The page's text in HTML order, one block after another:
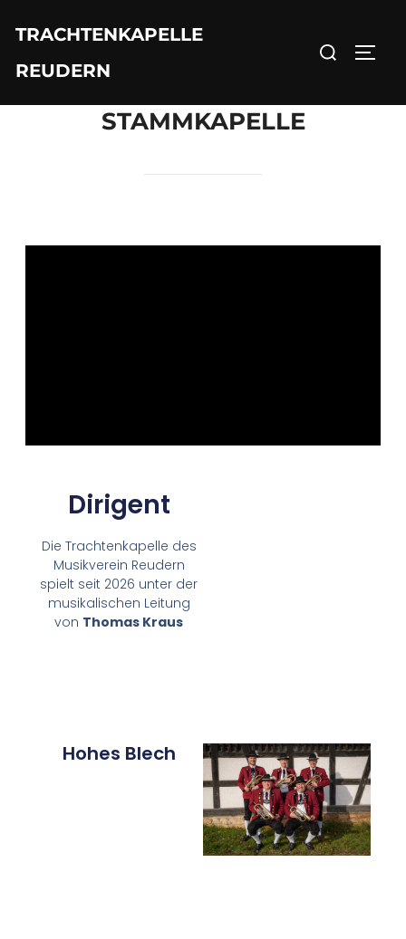
TRACHTENKAPELLE
REUDERN
STAMMKAPELLE
Dirigent
Die Trachtenkapelle des
Musikverein Reudern
spielt seit 2026 unter der
musikalischen Leitung
von Thomas Kraus
Hohes Blech